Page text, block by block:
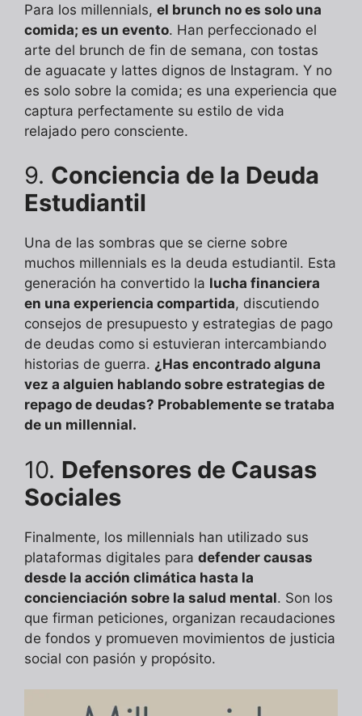
Para los millennials, el brunch no es solo una
comida; es un evento. Han perfeccionado el
arte del brunch de fin de semana, con tostas
de aguacate y lattes dignos de Instagram. Y no
es solo sobre la comida; es una experiencia que
captura perfectamente su estilo de vida
relajado pero consciente.
9. Conciencia de la Deuda
Estudiantil
Una de las sombras que se cierne sobre
muchos millennials es la deuda estudiantil. Esta
generación ha convertido la lucha financiera
en una experiencia compartida, discutiendo
consejos de presupuesto y estrategias de pago
de deudas como si estuvieran intercambiando
historias de guerra. ¿Has encontrado alguna
vez a alguien hablando sobre estrategias de
repago de deudas? Probablemente se trataba
de un millennial.
10. Defensores de Causas
Sociales
Finalmente, los millennials han utilizado sus
plataformas digitales para defender causas
desde la acción climática hasta la
concienciación sobre la salud mental. Son los
que firman peticiones, organizan recaudaciones
de fondos y promueven movimientos de justicia
social con pasión y propósito.